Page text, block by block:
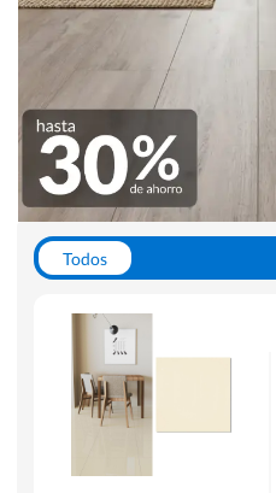
Todos
WC y Sanitarios
Pinturas